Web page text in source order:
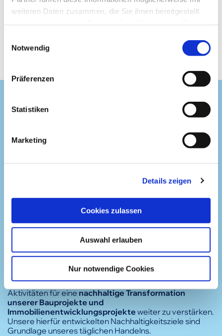
weiteren Daten zusammen, die Sie ihnen bereitgestellt
Notwendig
Präferenzen
Statistiken
Marketing
Details zeigen
Cookies zulassen
Auswahl erlauben
Nur notwendige Cookies
Zur Referenz
Unsere
Nachhaltigkeitsziele
Als Familienunternehmen ist es uns ein Herzensanliegen,
kommenden Generationen eine lebenswerte Zukunft
zu hinterlassen. Deshalb setzen wir uns dafür ein, die
Aktivitäten für einenachhaltige Transformation
unserer Bauprojekte und
Immobilienentwicklungsprojekte weiter zu verstärken.
Unsere hierfür entwickelten Nachhaltigkeitsziele sind
Grundlage unseres täglichen Handelns.